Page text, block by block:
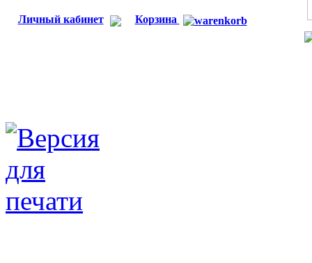
Личный кабинет Корзина